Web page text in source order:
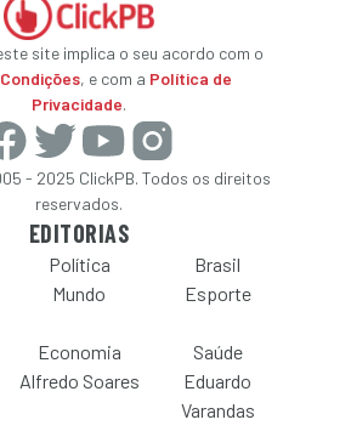
site implica o seu acordo com o
, e com a Política de
Privacidade.
- 2025 ClickPB. Todos os direitos
reservados.
EDITORIAS
Política
Brasil
Mundo Esporte
Economia
Saúde
Alfredo Soares
Eduardo
Varandas